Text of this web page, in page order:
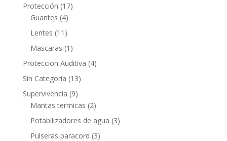
Protección (17)
Guantes (4)
Lentes (11)
Mascaras (1)
Proteccion Auditiva (4)
Sin Categoría (13)
Supervivencia (9)
Mantas termicas (2)
Potabilizadores de agua (3)
Pulseras paracord (3)